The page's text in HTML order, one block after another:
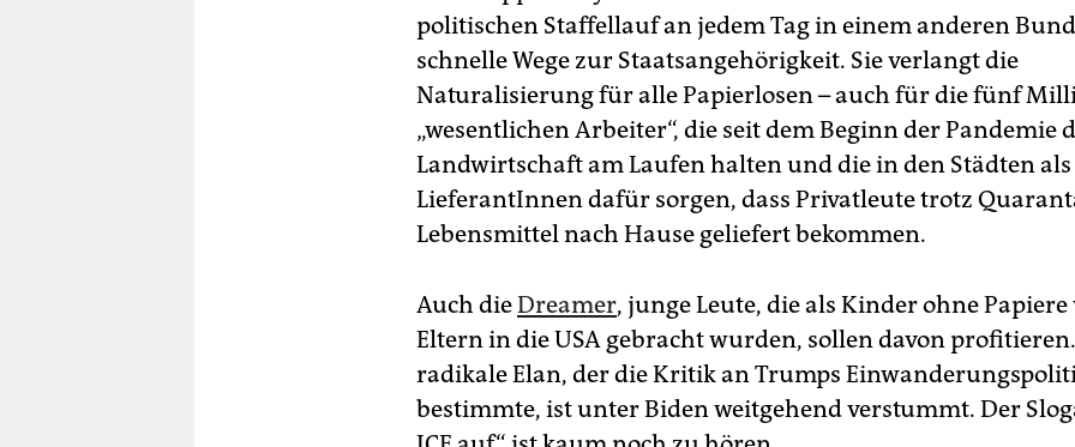
politischen Staffellauf an jedem Tag in einem anderen
schnelle Wege zur Staatsangehörigkeit. Sie verlangt die
Naturalisierung für alle Papierlosen – auch für die fünf
„wesentlichen Arbeiter“, die seit dem Beginn der Pandemie
Landwirtschaft am Laufen halten und die in den Städten als
LieferantInnen dafür sorgen, dass Privatleute trotz
Lebensmittel nach Hause geliefert bekommen.
Auch dieDreamer, junge Leute, die als Kinder ohne
Eltern in die USA gebracht wurden, sollen davon
radikale Elan, der die Kritik an Trumps
bestimmte, ist unter Biden weitgehend verstummt. Der